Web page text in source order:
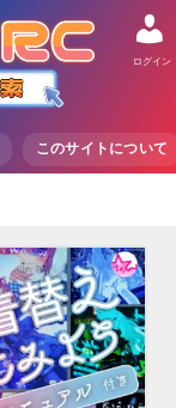
このサイトについて
ログイン